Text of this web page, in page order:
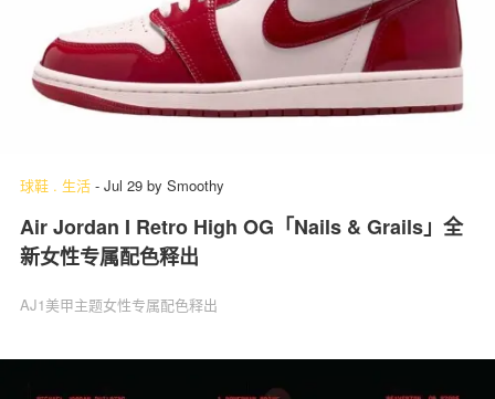
球鞋 . 生活 - Jul 29 by Smoothy
Air Jordan I Retro High OG「Nails & Grails」全
新女性专属配色释出
AJ1美甲主题女性专属配色释出